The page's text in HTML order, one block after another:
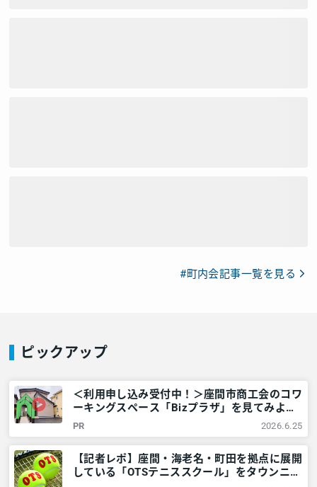
#町内会記事一覧を見る
ピックアップ
＜利用申し込み受付中！＞座間市商工会のコワ
ーキングスペース「Bizプラザ」を見てみよ
う！ – 神奈川・東京多摩のご近所情報 – レア
リア
PR 2026.6.25
【記者レポ】座間・海老名・町田を拠点に展開
している「OTSテニススクール」をタウンニュ